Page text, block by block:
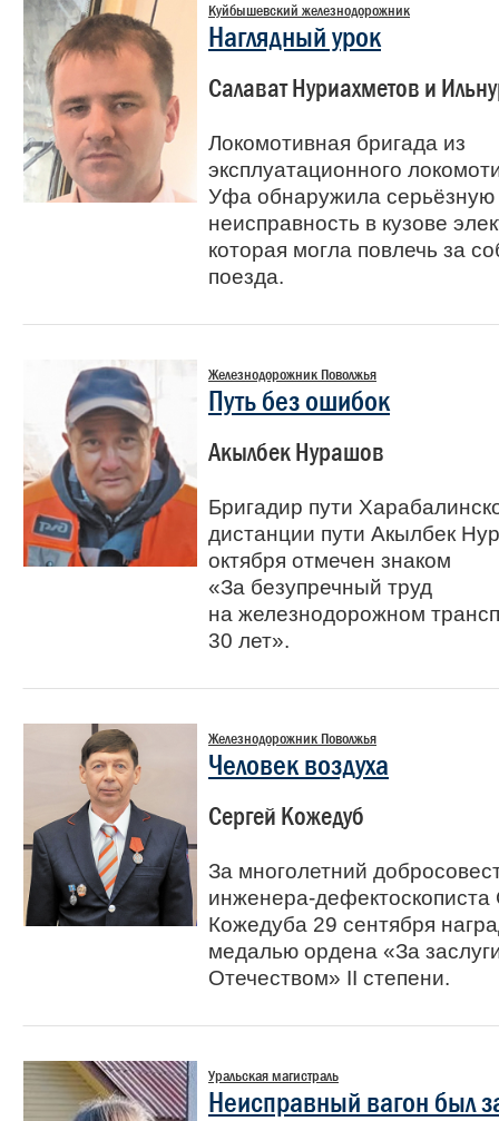
Куйбышевский железнодорожник
Наглядный урок
Салават Нуриахметов и
Локомотивная бригада из
эксплуатационного
Уфа обнаружила серьёзную
неисправность в кузове
которая могла повлечь за
поезда.
Железнодорожник Поволжья
Путь без ошибок
Акылбек Нурашов
Бригадир пути
дистанции пути Акылбек
октября отмечен знаком
«За безупречный труд
на железнодорожном
30 лет».
Железнодорожник Поволжья
Человек воздуха
Сергей Кожедуб
За многолетний
инженера-дефектоскописта
Кожедуба 29 сентября
медалью ордена «За
Отечеством» II степени.
Уральская магистраль
Неисправный вагон был